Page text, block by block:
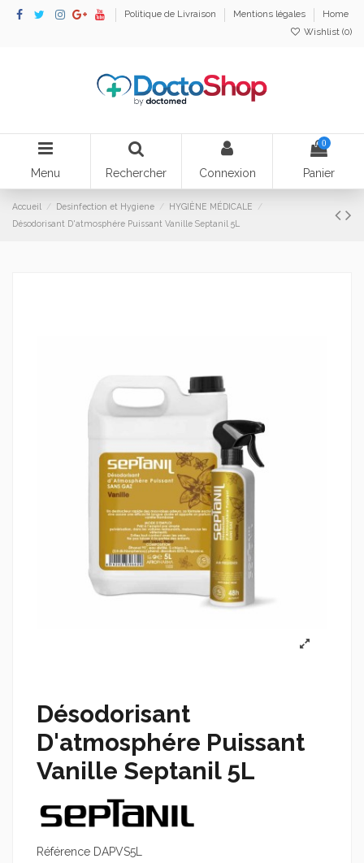
Politique de Livraison Mentions légales
Home
Wishlist (0)
Menu Rechercher Connexion
0
Panier
Accueil Desinfection et Hygiene
HYGIÈNE MÉDICALE
Désodorisant D'atmosphére Puissant Vanille Septanil 5L
Désodorisant
D'atmosphére Puissant
Vanille Septanil 5L
Référence DAPVS5L